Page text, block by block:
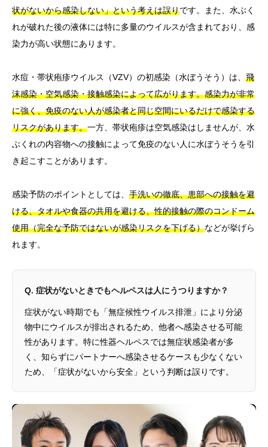
状がないから感染しない」という考えは誤りです。また、水ぶく
れが破れた後の液体には特に多量のウイルスが含まれており、感
染力が高い状態にあります。
水痘・帯状疱疹ウイルス（VZV）の初感染（水ぼうそう）は、 飛
沫感染・空気感染・接触感染によって広がります。感染力が非常
に強く、免疫のない人が感染者と同じ空間にいるだけで感染する
リスクがあります。一方、帯状疱疹は空気感染はしませんが、水
ぶくれの内容物への接触によって免疫のない人に水ぼうそうを引
き起こすことがあります。
感染予防のポイントとしては、 手洗いの徹底、患部への接触を避
ける、タオルや食器の共用を避ける、性的接触の際のコンドーム
使用（完全な予防ではないが感染リスクを下げる）などが挙げら
れます。
Q. 症状がないときでもヘルペスは人にうつりますか？
症状がない時期でも「無症候性ウイルス排泄」により分泌
物中にウイルスが排出されるため、他者へ感染させる可能
性があります。特に性器ヘルペスでは無症状感染者が多
く、知らずにパートナーへ感染させるケースも少なくない
ため、「症状がないから安全」という判断は誤りです。